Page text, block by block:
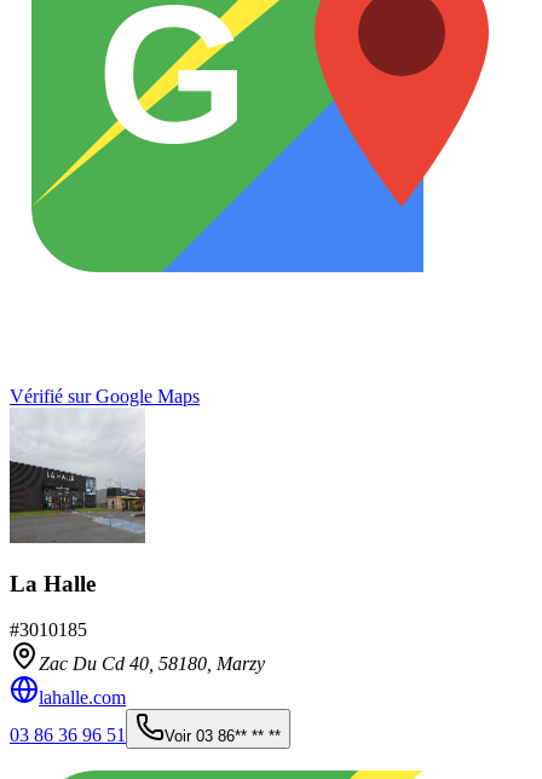
G
Vérifié sur Google Maps
La Halle
#3010185
Zac Du Cd 40, 58180 Marzy
lahalle.com
03 86 36 96 51
Voir 03 86** ** **